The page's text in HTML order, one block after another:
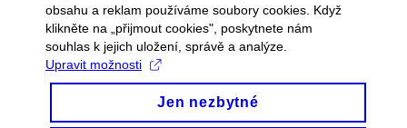
obsahu a reklam používáme soubory cookies. Když
klikněte na „přijmout cookies", poskytnete nám
souhlas k jejich uložení, správě a analýze.
Upravit možnosti
Jen nezbytné